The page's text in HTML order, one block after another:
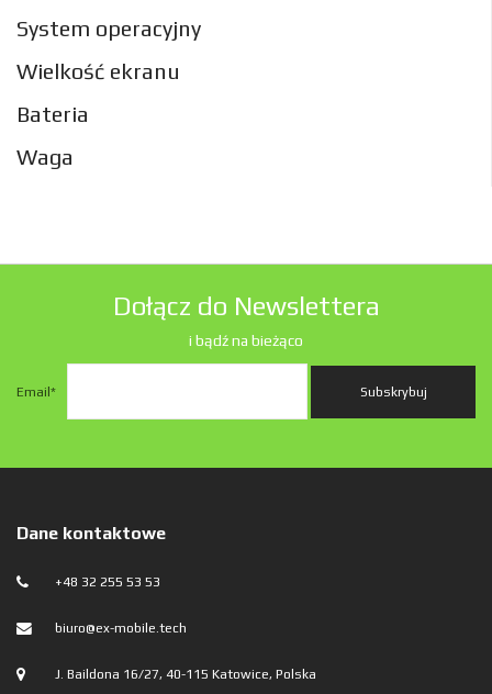
System operacyjny
Wielkość ekranu
Bateria
Waga
Dołącz do Newslettera
i bądź na bieżąco
Email *
Dane kontaktowe
+48 32 255 53 53
biuro@ex-mobile.tech
J. Baildona 16/27, 40-115 Katowice, Polska